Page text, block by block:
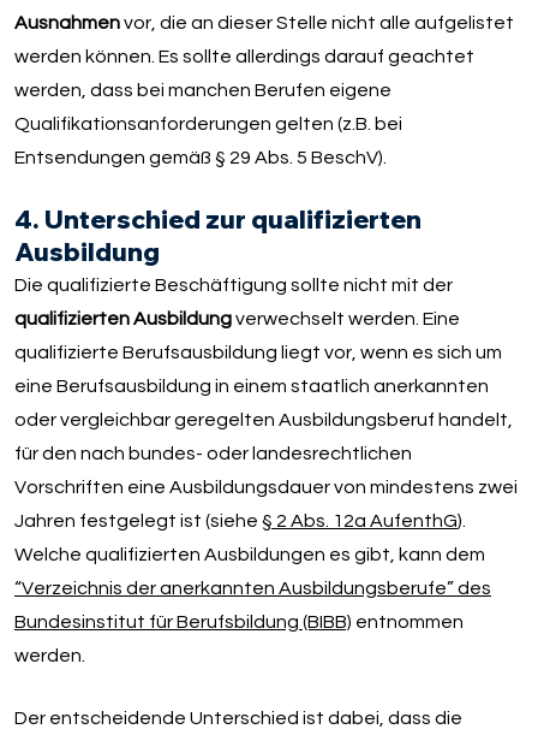
4. Unterschied zur qualifizierten
Ausbildung
Die qualifizierte Beschäftigung sollte nicht mit der
qualifizierten Ausbildungverwechselt werden. Eine
qualifizierte Berufsausbildung liegt vor, wenn es sich um
eine Berufsausbildung in einem staatlich anerkannten
oder vergleichbar geregelten Ausbildungsberuf handelt,
für den nach bundes- oder landesrechtlichen
Vorschriften eine Ausbildungsdauer von mindestens zwei
Jahren festgelegt ist (siehe § 2 Abs. 12a AufenthG).
Welche qualifizierten Ausbildungen es gibt, kann dem
“Verzeichnis der anerkannten Ausbildungsberufe” des
Bundesinstitut für Berufsbildung (BIBB) entnommen
werden.
Der entscheidende Unterschied ist dabei, dass die
Ausnahmenvor, die an dieser Stelle nicht alle aufgelistet
werden können. Es sollte allerdings darauf geachtet
werden, dass bei manchen Berufen eigene
Qualifikationsanforderungen gelten (z.B. bei
Entsendungen gemäß § 29 Abs. 5 BeschV).